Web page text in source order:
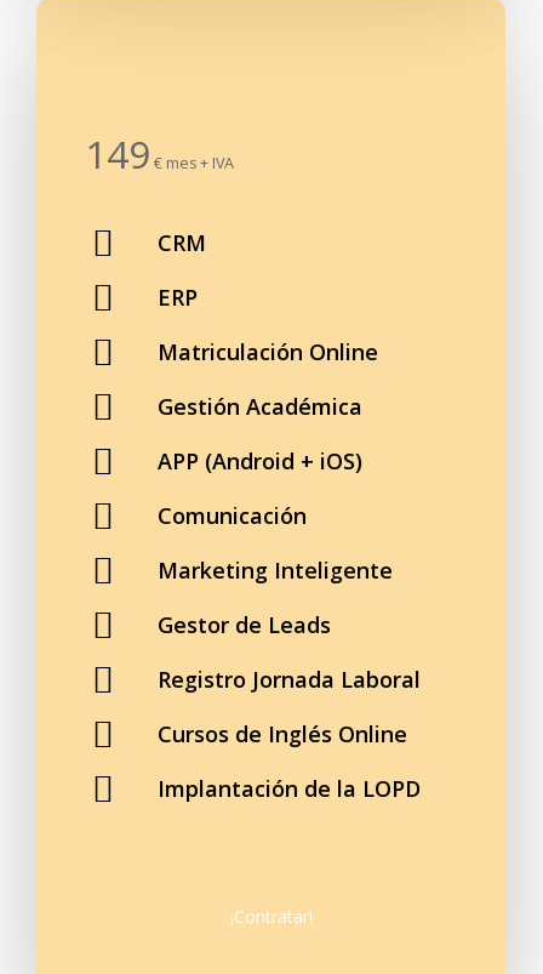
149 € mes + IVA
CRM
ERP
Matriculación Online
Gestión Académica
APP (Android + iOS)
Comunicación
Marketing Inteligente
Gestor de Leads
Registro Jornada Laboral
Cursos de Inglés Online
Implantación de la LOPD
¡Contratar!